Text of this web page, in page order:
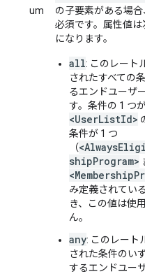
um
の子要素がある場合
必須です。属性値
になります。
all: このレート
されたすべての
るエンドユーザ
す。条件の 1 つ
<UserListId>
条件が 1 つ
（
shipProgram>
み定義されてい
き、この値は使
ん。
any: このレート
された条件のい
するエンドユー